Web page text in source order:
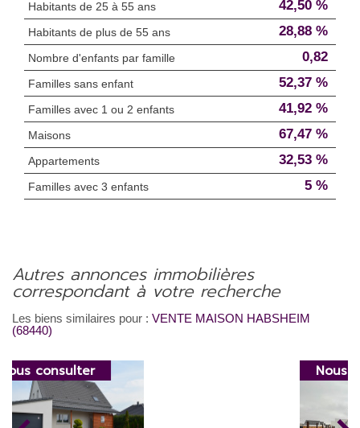
Habitants de 25 à 55 ans 42,50 %
Habitants de plus de 55 ans 28,88 %
Nombre d'enfants par famille 0,82
Familles sans enfant 52,37 %
Familles avec 1 ou 2 enfants 41,92 %
Maisons 67,47 %
Appartements 32,53 %
Familles avec 3 enfants 5 %
autres annonces immobilières
correspondant à votre recherche
Les biens similaires pour : VENTE MAISON HABSHEIM
(68440)